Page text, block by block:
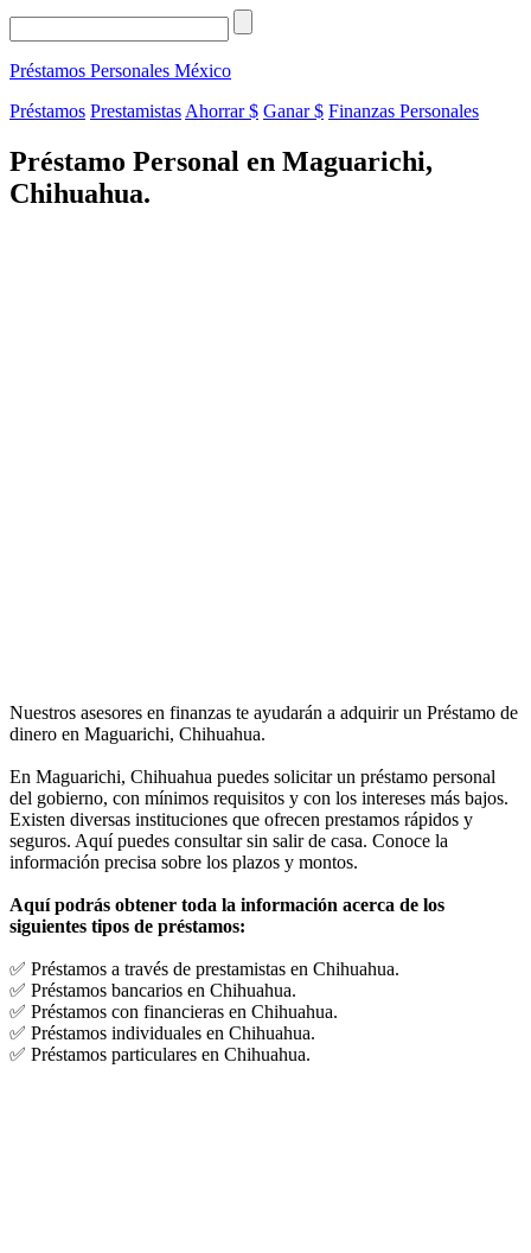
Préstamos Personales México
Préstamos Prestamistas Ahorrar $ Ganar $ Finanzas Personales
Préstamo Personal en Maguarichi,
Chihuahua.
Nuestros asesores en finanzas te ayudarán a adquirir un Préstamo de
dinero en Maguarichi, Chihuahua.
En Maguarichi, Chihuahua puedes solicitar un préstamo personal
del gobierno, con mínimos requisitos y con los intereses más bajos.
Existen diversas instituciones que ofrecen prestamos rápidos y
seguros. Aquí puedes consultar sin salir de casa. Conoce la
información precisa sobre los plazos y montos.
Aquí podrás obtener toda la información acerca de los
siguientes tipos de préstamos:
✅ Préstamos a través de prestamistas en Chihuahua.
✅ Préstamos bancarios en Chihuahua.
✅ Préstamos con financieras en Chihuahua.
✅ Préstamos individuales en Chihuahua.
✅ Préstamos particulares en Chihuahua.